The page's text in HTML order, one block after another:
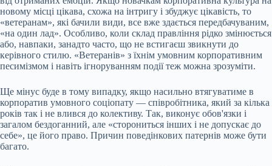
новому місці цікава, схожа на інтригу і збуджує цікавість, то
«ветеранам», які бачили види, все вже здається передбачуваним,
«на один лад». Особливо, коли склад правління рідко змінюється
або, навпаки, занадто часто, що не встигаєш звикнути до
керівного стилю. «Ветеранів» з їхнім умовним корпоративним
песимізмом і навіть ігноруванням події теж можна зрозуміти.
Ще мінус буде в тому випадку, якщо насильно втягуватиме в
корпоратив умовного соціопату — співробітника, який за кілька
років так і не влився до колективу. Так, виконує обов'язки і
загалом бездоганний, але «сторониться інших і не допускає до
себе», це його право. Причин поведінкових патернів може бути
багато.